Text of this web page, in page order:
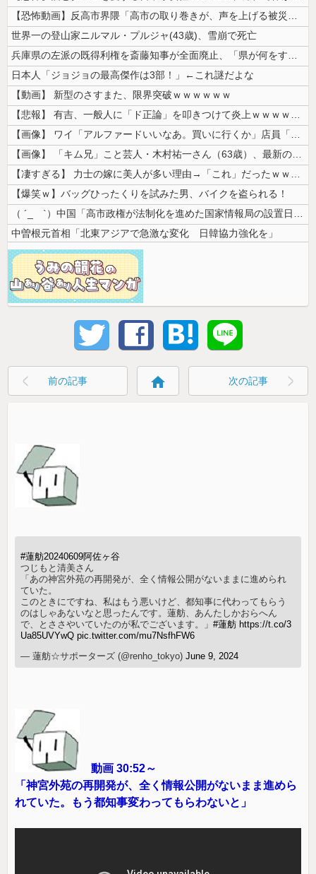
【恐怖動画】反高市界隈「高市の取り巻きが、声を上げる被災地のおばちゃん...
世界一の登山家ニルマル・プルジャ(43歳)、雪崩で死亡
兵庫県の左派の既得利権を斎藤知事が全面廃止、「県が何をするねん？」と存...
日本人「ジョジョの最高傑作は3部！」←これ謎だよな
【動画】 新型のさすまた、限界突破ｗｗｗｗｗｗ
【悲報】 有吉、一般人に「ド正論」を叩きつけて炎上ｗｗｗｗｗｗｗｗ
【画像】 ワイ「アルファードいいなあ。買いに行くか」店員「ほいっ見積も...
【画像】 「キム兄」こと芸人・木村祐一さん（63歳）、最新の松本人志さ...
【凄すぎる】 力士の嫁に美人が多い理由→「これ」だったｗｗｗｗｗｗｗ
【爆笑ｗ】バッグひったくりを試みた男、バイクを盗られる！
（ ´_ゝ`）中国「高市政権が法制化を進めた国家情報局の設置日が7月3...
中曽根元首相「北東アジアで急激な変化 日韓協力強化を」
前の記事 home 次の記事
#蓮舫20240609阿佐ヶ谷
つじもと清美さん
「あの神宮外苑の再開発が、全く情報公開がないままに進められ
ていた。
このときにですね、私はもう悪いけど、都知事に代わってもらう
のはしゃあないなと思ったんです。蓮舫、あんたしかおらへん
で、とささやいていたのが私でございます。」#蓮舫 https://t.co/3
Ua85UVYwQ pic.twitter.com/mu7NsfhFW6
— 蓮舫☆サポーターズ (@renho_tokyo)June 9, 2024
動画 30:52～
「神宮外苑の再開発が、全く情報公開がないまま進めら
れていた。もう都知事変わってもらわないと」